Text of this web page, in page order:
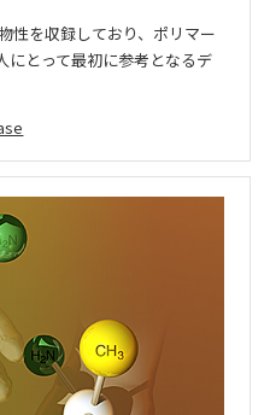
性を収録しており、ポリマー
にとって最初に参考となるデ